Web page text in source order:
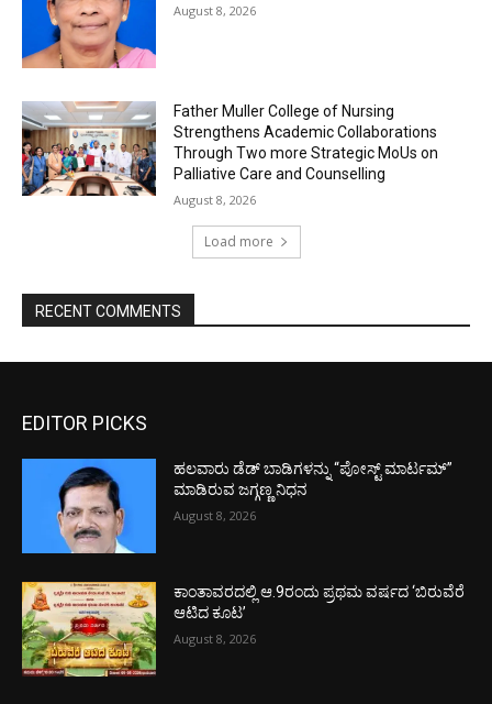
August 8, 2026
Father Muller College of Nursing
Strengthens Academic Collaborations
Through Two more Strategic MoUs on
Palliative Care and Counselling
August 8, 2026
Load more
RECENT COMMENTS
EDITOR PICKS
ಹಲವಾರು ಡೆಡ್ ಬಾಡಿಗಳನ್ನು “ಪೋಸ್ಟ್ ಮಾರ್ಟಮ್”
ಮಾಡಿರುವ ಜಗ್ಗಣ್ಣ ನಿಧನ
August 8, 2026
ಕಾಂತಾವರದಲ್ಲಿ ಆ.9ರಂದು ಪ್ರಥಮ ವರ್ಷದ ‘ಬಿರುವೆರೆ
ಆಟಿದ ಕೂಟ’
August 8, 2026